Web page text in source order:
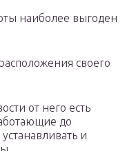
наиболее выгоден
своего
от него есть
до
и